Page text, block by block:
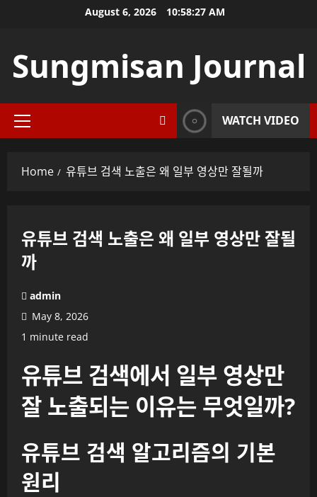
August 6, 2026 10:58:28 AM
Sungmisan Journal
Primary
WATCH VIDEO
Home 유튜브 검색 노출은 왜 일부 영상만 잘될까
유튜브 검색 노출은 왜 일부 영상만 잘될
까
admin
May 8, 2026
1 minute read
유튜브 검색에서 일부 영상만
잘 노출되는 이유는 무엇일까?
유튜브 검색 알고리즘의 기본
원리